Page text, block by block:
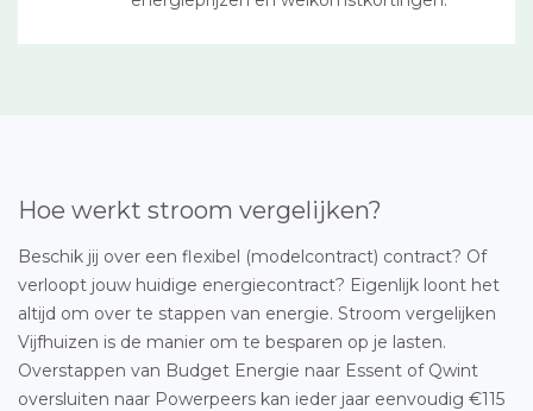
Hoe werkt stroom vergelijken?
Beschik jij over een flexibel (modelcontract) contract? Of
verloopt jouw huidige energiecontract? Eigenlijk loont het
altijd om over te stappen van energie. Stroom vergelijken
Vijfhuizen is de manier om te besparen op je lasten.
Overstappen van Budget Energie naar Essent of Qwint
oversluiten naar Powerpeers kan ieder jaar eenvoudig €115